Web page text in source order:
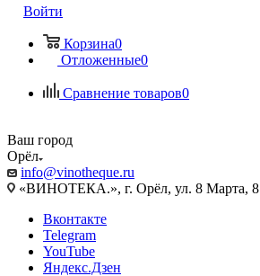
Войти
Корзина0
Отложенные0
Сравнение товаров0
Ваш город
Орёл
info@vinotheque.ru
«ВИНОТЕКА.», г. Орёл, ул. 8 Марта, 8
Вконтакте
Telegram
YouTube
Яндекс.Дзен